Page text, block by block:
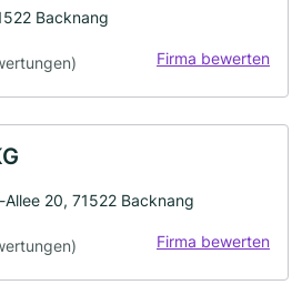
Backnang
Firma bewerten
20, 71522 Backnang
Firma bewerten